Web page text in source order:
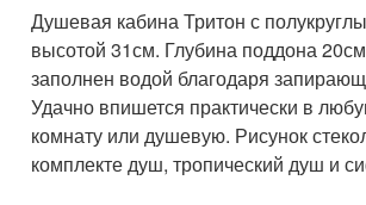
Душевая кабина Тритон с
высотой 31см. Глубина поддона
заполнен водой благодаря
Удачно впишется практически в
комнату или душевую. Рисунок
комплекте душ, тропический душ и